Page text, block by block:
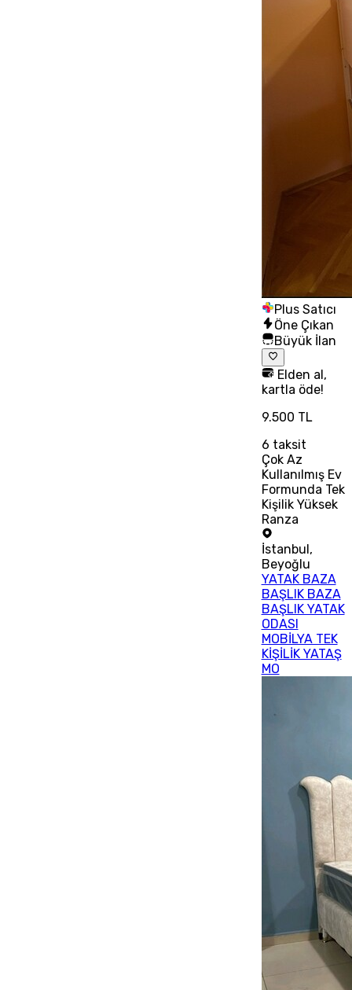
Plus Satıcı
Öne Çıkan
Büyük İlan
Elden al,
kartla öde!
9.500 TL
6 taksit
Çok Az
Kullanılmış Ev
Formunda Tek
Kişilik Yüksek
Ranza
İstanbul,
Beyoğlu
YATAK BAZA
BAŞLIK BAZA
BAŞLIK YATAK
ODASI
MOBİLYA TEK
KİŞİLİK YATAŞ
MO